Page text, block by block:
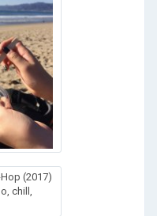
(2017)
chill,